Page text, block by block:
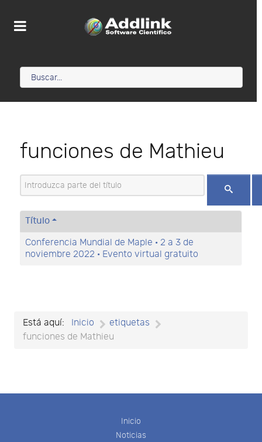
funciones de Mathieu
Introduzca parte del título
Título
Conferencia Mundial de Maple · 2 a 3 de
noviembre 2022 · Evento virtual gratuito
Está aquí: Inicio
etiquetas
funciones de Mathieu
Inicio
Noticias